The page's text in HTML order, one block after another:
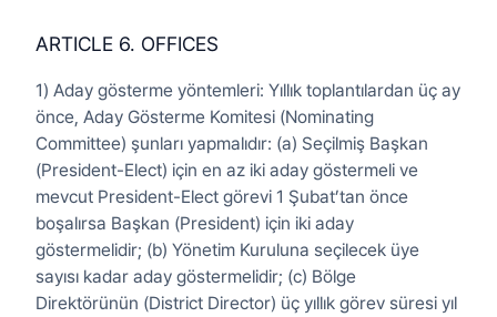
ARTICLE 6. OFFICES
1) Aday gösterme yöntemleri: Yıllık toplantılardan üç ay
önce, Aday Gösterme Komitesi (Nominating
Committee) şunları yapmalıdır: (a) Seçilmiş Başkan
(President-Elect) için en az iki aday göstermeli ve
mevcut President-Elect görevi 1 Şubat’tan önce
boşalırsa Başkan (President) için iki aday
göstermelidir; (b) Yönetim Kuruluna seçilecek üye
sayısı kadar aday göstermelidir; (c) Bölge
Direktörünün (District Director) üç yıllık görev süresi yıl